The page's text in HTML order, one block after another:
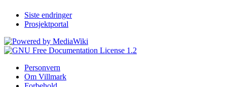
Siste endringer
Prosjektportal
Personvern
Om Villmark